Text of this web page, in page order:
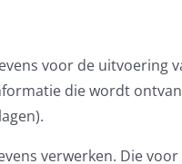
voor de uitvoering
die wordt
verwerken. Die